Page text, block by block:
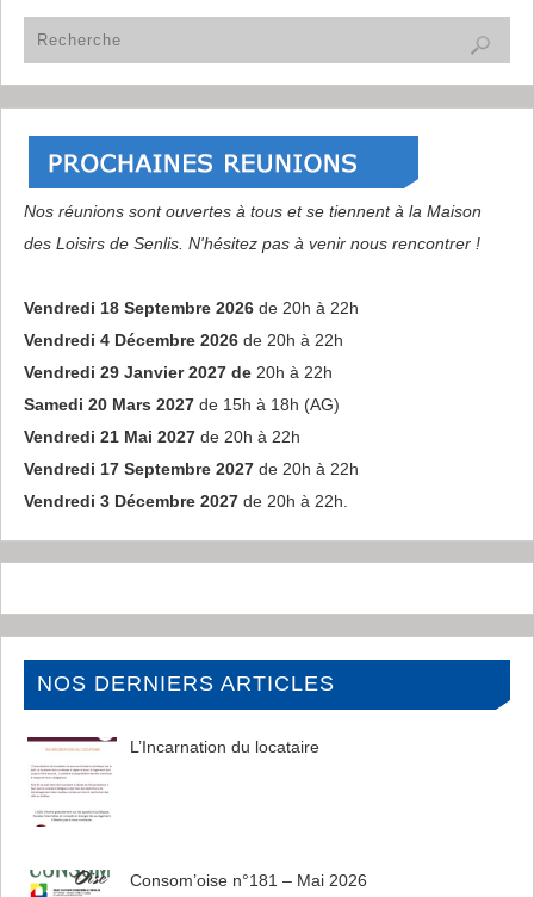
Nos réunions sont ouvertes à tous et se tiennent à la Maison
des Loisirs de Senlis. N'hésitez pas à venir nous rencontrer !
Vendredi 18 Septembre 2026de 20h à 22h
Vendredi 4 Décembre 2026de 20h à 22h
Vendredi 29 Janvier 2027 de20h à 22h
Samedi 20 Mars 2027de 15h à 18h (AG)
Vendredi 21 Mai 2027de 20h à 22h
Vendredi 17 Septembre 2027de 20h à 22h
Vendredi 3 Décembre 2027de 20h à 22h.
NOS DERNIERS ARTICLES
L’Incarnation du locataire
Consom’oise n°181 – Mai 2026